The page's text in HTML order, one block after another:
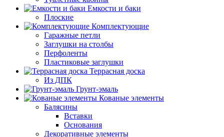
Емкости и баки
Плоские
Комплектующие
Гаражные петли
Заглушки на столбы
Перфоленты
Пластиковые заглушки
Террасная доска
Из ДПК
Грунт-эмаль
Кованые элементы
Балясины
Вставки
Основания
Декоративные элементы